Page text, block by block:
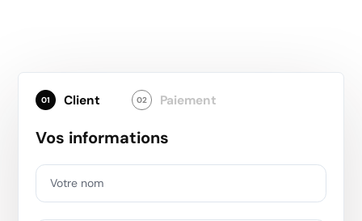
01 Client 02 Paiement
Vos informations
Votre nom